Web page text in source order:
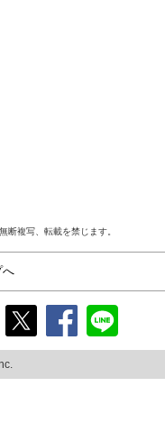
断複写、転載を禁じます。
へ